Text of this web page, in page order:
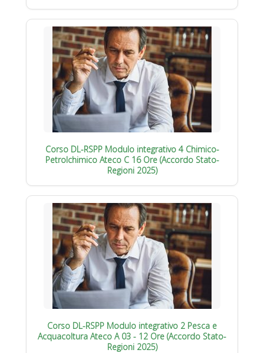
Corso DL-RSPP Modulo integrativo 4 Chimico-
Petrolchimico Ateco C 16 Ore (Accordo Stato-
Regioni 2025)
Corso DL-RSPP Modulo integrativo 2 Pesca e
Acquacoltura Ateco A 03 - 12 Ore (Accordo Stato-
Regioni 2025)